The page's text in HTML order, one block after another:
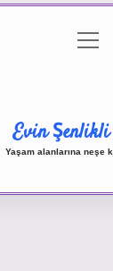
Gizlilik Politikasımenüyü
aç
Evin Şenlikli
Yaşam alanlarına neşe